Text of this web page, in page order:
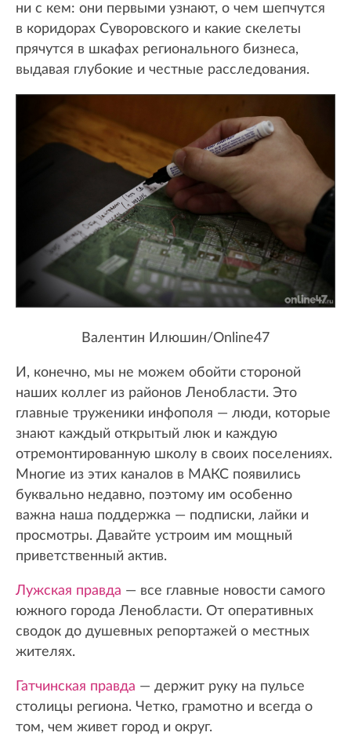
ни с кем: они первыми узнают, о чем шепчутся
в коридорах Суворовского и какие скелеты
прячутся в шкафах регионального бизнеса,
выдавая глубокие и честные расследования.
Валентин Илюшин/Online47
И, конечно, мы не можем обойти стороной
наших коллег из районов Ленобласти. Это
главные труженики инфополя — люди, которые
знают каждый открытый люк и каждую
отремонтированную школу в своих поселениях.
Многие из этих каналов в МАКС появились
буквально недавно, поэтому им особенно
важна наша поддержка — подписки, лайки и
просмотры. Давайте устроим им мощный
приветственный актив.
Лужская правда — все главные новости самого
южного города Ленобласти. От оперативных
сводок до душевных репортажей о местных
жителях.
Гатчинская правда — держит руку на пульсе
столицы региона. Четко, грамотно и всегда о
том, чем живет город и округ.